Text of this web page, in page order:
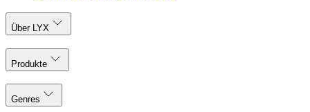
Über LYX
Produkte
Genres